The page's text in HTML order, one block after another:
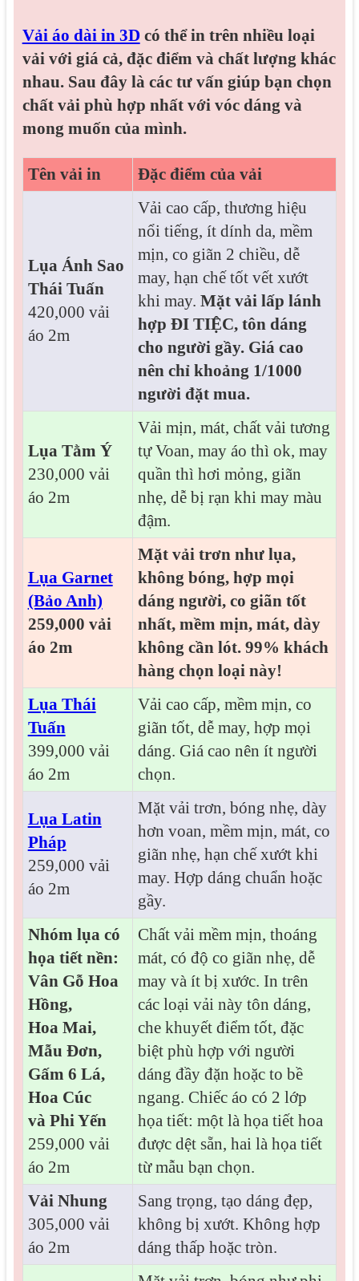
Vải áo dài in 3Dcó thể in trên nhiều loại
vải với giá cả, đặc điểm và chất lượng khác
nhau. Sau đây là các tư vấn giúp bạn chọn
chất vải phù hợp nhất với vóc dáng và
mong muốn của mình.
Tên vải in Đặc điểm của vải
Lụa Ánh Sao
Thái Tuấn
420,000 vải
áo 2m
Vải cao cấp, thương hiệu
nổi tiếng, ít dính da, mềm
mịn, co giãn 2 chiều, dễ
may, hạn chế tốt vết xướt
khi may. Mặt vải lấp lánh
hợp ĐI TIỆC, tôn dáng
cho người gầy. Giá cao
nên chỉ khoảng 1/1000
người đặt mua.
Lụa Tằm Ý
230,000 vải
áo 2m
Vải mịn, mát, chất vải tương
tự Voan, may áo thì ok, may
quần thì hơi mỏng, giãn
nhẹ, dễ bị rạn khi may màu
đậm.
Lụa Garnet
(Bảo Anh)
259,000 vải
áo 2m
Mặt vải trơn như lụa,
không bóng, hợp mọi
dáng người, co giãn tốt
nhất, mềm mịn, mát, dày
không cần lót. 99% khách
hàng chọn loại này!
Lụa Thái
Tuấn
399,000 vải
áo 2m
Vải cao cấp, mềm mịn, co
giãn tốt, dễ may, hợp mọi
dáng. Giá cao nên ít người
chọn.
Lụa Latin
Pháp
259,000 vải
áo 2m
Mặt vải trơn, bóng nhẹ, dày
hơn voan, mềm mịn, mát, co
giãn nhẹ, hạn chế xướt khi
may. Hợp dáng chuẩn hoặc
gầy.
Nhóm lụa có
họa tiết nền:
Vân Gỗ Hoa
Hồng,
Hoa Mai,
Mẫu Đơn,
Gấm 6 Lá,
Hoa Cúc
và Phi Yến
259,000 vải
áo 2m
Chất vải mềm mịn, thoáng
mát, có độ co giãn nhẹ, dễ
may và ít bị xước. In trên
các loại vải này tôn dáng,
che khuyết điểm tốt, đặc
biệt phù hợp với người
dáng đầy đặn hoặc to bề
ngang. Chiếc áo có 2 lớp
họa tiết: một là họa tiết hoa
được dệt sẵn, hai là họa tiết
từ mẫu bạn chọn.
Vải Nhung
305,000 vải
áo 2m
Sang trọng, tạo dáng đẹp,
không bị xướt. Không hợp
dáng thấp hoặc tròn.